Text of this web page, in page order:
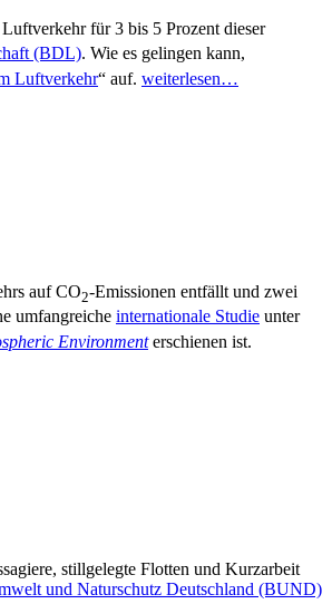
für 3 bis 5 Prozent dieser
(BDL). Wie es gelingen kann,
Luftverkehr“ auf. weiterlesen…
auf CO2-Emissionen entfällt und zwei
umfangreiche internationale Studie unter
Environmenterschienen ist.
stillgelegte Flotten und Kurzarbeit
und Naturschutz Deutschland (BUND)